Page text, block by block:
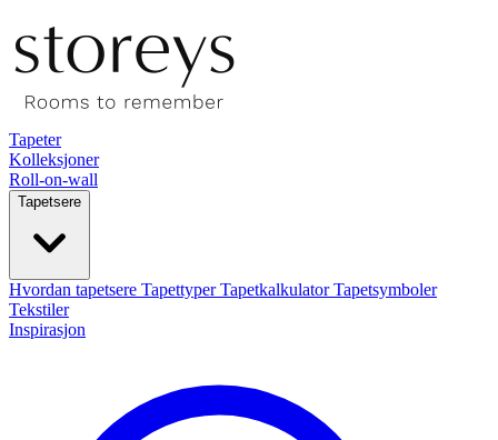
Tapeter
Kolleksjoner
Roll-on-wall
Tapetsere
Hvordan tapetsere TapettyperTapetkalkulatorTapetsymboler
Tekstiler
Inspirasjon